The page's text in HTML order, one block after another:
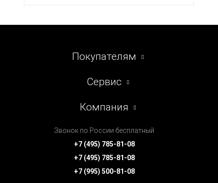
Покупателям
Сервис
Компания
Звонок по России бесплатный
+7 (495) 785-81-08
+7 (495) 785-81-08
+7 (995) 500-81-08